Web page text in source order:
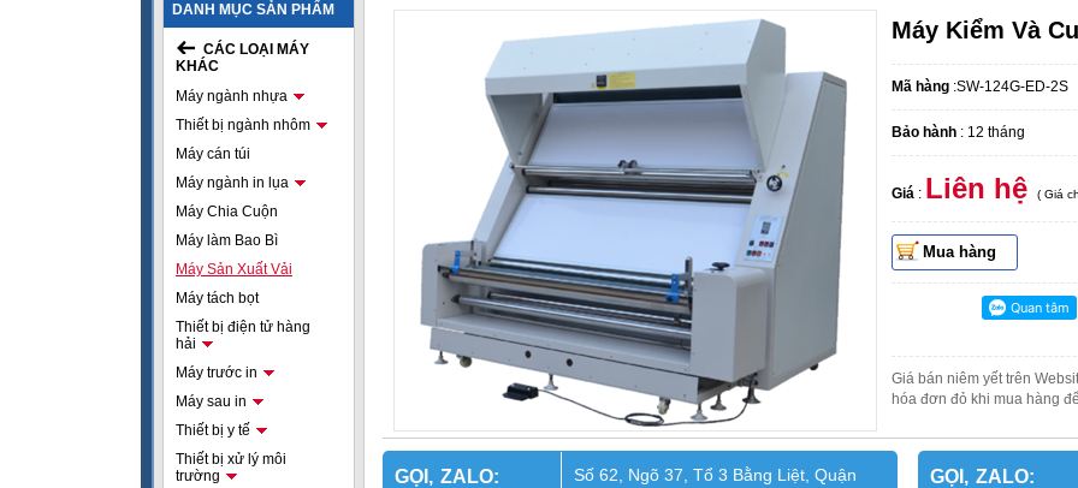
DANH MỤC SẢN PHẨM
CÁC LOẠI MÁY
KHÁC
Máy ngành nhựa
Thiết bị ngành nhôm
Máy cán túi
Máy ngành in lụa
Máy Chia Cuộn
Máy làm Bao Bì
Máy Sản Xuất Vải
Máy tách bọt
Thiết bị điện tử hàng
hải
Máy trước in
Máy sau in
Thiết bị y tế
Thiết bị xử lý môi
trường
Máy Kiểm Và
Mã hàng :SW-124G-ED-2S
Bảo hành : 12 tháng
Giá : Liên hệ ( Giá
Mua hàng
Giá bán niêm yết trên
hóa đơn đỏ khi mua hàng
GỌI, ZALO:
Số 62, Ngõ 37, Tổ 3 Bằng Liệt, Quận
GỌI, ZALO: